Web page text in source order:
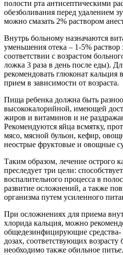
полости рта антисептическими
обезболивания перед удалением
можно смазать 2% раствором
Внутрь больному назначаются
уменьшения отека – 1-5% раствор
соответствии с возрастом
ложка 3 раза в день после еды).
рекомендовать глюконат кальция
прием в зависимости от возраста.
Пища ребенка должна быть
высококалорийной, имеющей
жиров и витаминов и не
Рекомендуются яйца всмятку,
мясо, мясной бульон, кефир,
неострые фруктовые и овощные
Таким образом, лечение острого
преследует три цели:
воспалительного процесса в
развитие осложнений, а также
организма путем усиленного
При осложнениях для приема
хлорида кальция, можно
общедезинфицирующие средства-
дозах, соответствующих
необходимо также обильное питье.